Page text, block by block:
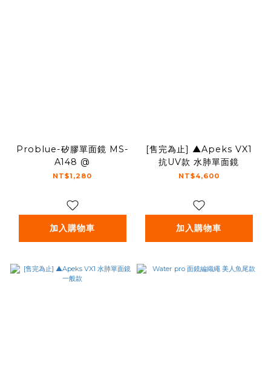
Problue-矽膠單面鏡 MS-
A148 @
NT$1,280
加入購物車
[售完為止] ▲Apeks VX1
抗UV款 水肺單面鏡
NT$4,600
加入購物車